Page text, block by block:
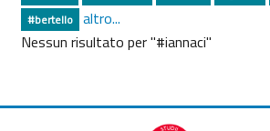
#bertello altro...
Nessun risultato per "#iannaci"